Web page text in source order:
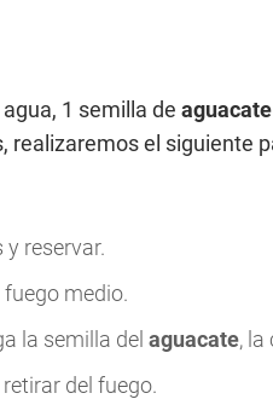
1 semilla de aguacate
el siguiente
reservar.
medio.
la semilla del aguacate, la
del fuego.